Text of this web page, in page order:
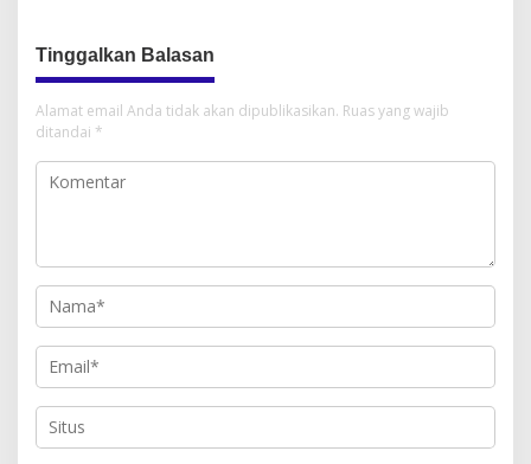
Tinggalkan Balasan
Alamat email Anda tidak akan dipublikasikan. Ruas yang wajib
ditandai *